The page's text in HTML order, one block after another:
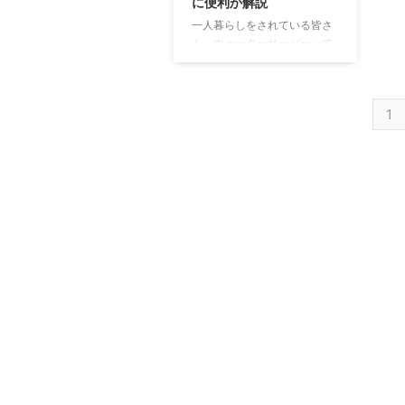
ヒントがきっと見つかるはず
か
一人暮らしをされている皆さ
ん、ウォーターサーバーって
1